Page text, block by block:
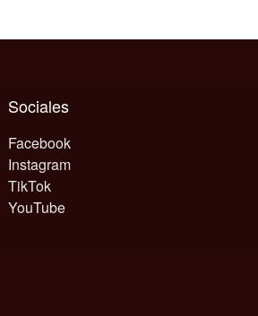
Sociales
Facebook
Instagram
TikTok
YouTube